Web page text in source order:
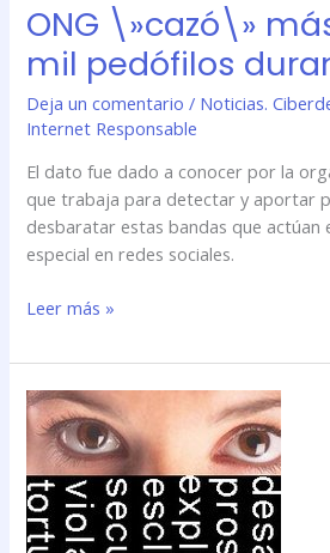
ONG \»cazó\»
mil pedófilos
Deja un comentario / Noticias.
Internet Responsable
El dato fue dado a conocer por la
que trabaja para detectar y aportar
desbaratar estas bandas que actúan
especial en redes sociales.
Leer más »
ONG
\»cazó\»
más
de
dos
mil